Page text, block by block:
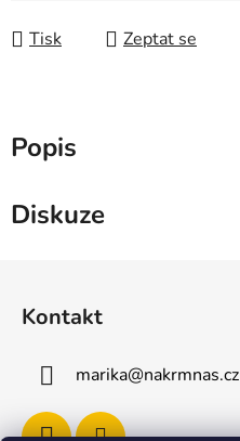
Tisk Zeptat se
Popis
Diskuze
Kontakt
marika@nakrmnas.cz